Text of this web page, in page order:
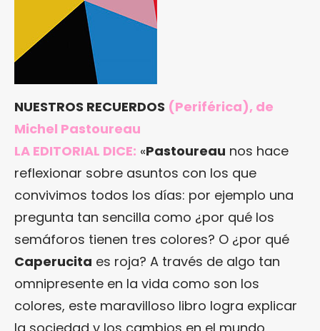
NUESTROS RECUERDOS (Periférica), de
Michel Pastoureau
LA EDITORIAL DICE: «Pastoureau nos hace
reflexionar sobre asuntos con los que
convivimos todos los días: por ejemplo una
pregunta tan sencilla como ¿por qué los
semáforos tienen tres colores? O ¿por qué
Caperucita es roja? A través de algo tan
omnipresente en la vida como son los
colores, este maravilloso libro logra explicar